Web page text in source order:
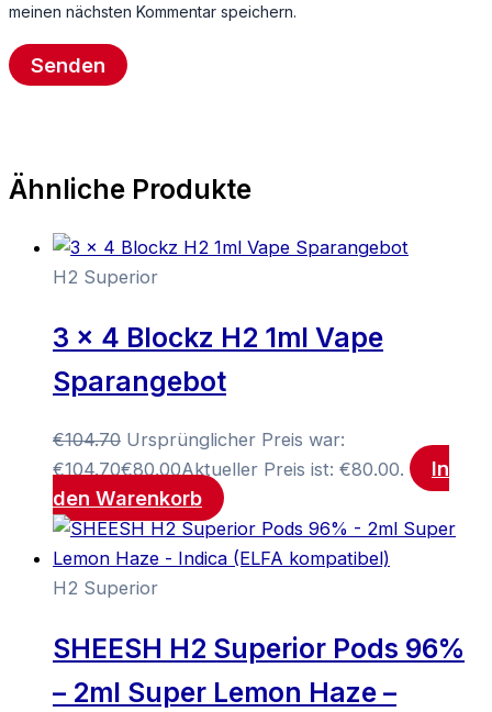
meinen nächsten Kommentar speichern.
Ähnliche Produkte
H2 Superior
3 x 4 Blockz H2 1ml Vape
Sparangebot
€104.70 Ursprünglicher Preis war:
€104.70€80.00Aktueller Preis ist: €80.00.
In
den Warenkorb
H2 Superior
SHEESH H2 Superior Pods 96%
– 2ml Super Lemon Haze –